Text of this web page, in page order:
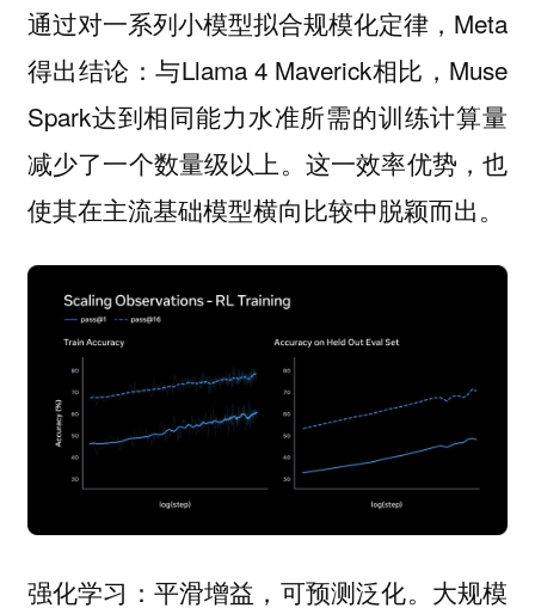
通过对一系列小模型拟合规模化定律，Meta
得出结论：与Llama 4 Maverick相比，Muse
Spark达到相同能力水准所需的训练计算量
减少了一个数量级以上。这一效率优势，也
使其在主流基础模型横向比较中脱颖而出。
强化学习：平滑增益，可预测泛化。 大规模